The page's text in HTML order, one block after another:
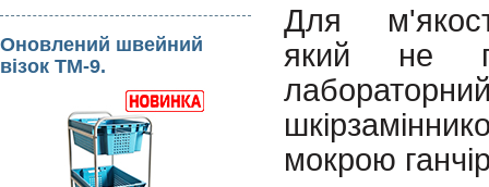
Оновлений швейний
візок ТМ-9.
Для
який не
мокрою